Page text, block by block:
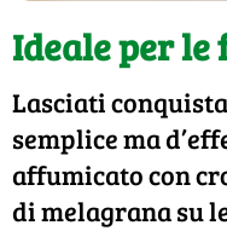
Ideale per le
Lasciati
semplice ma
affumicato con
di melagrana su